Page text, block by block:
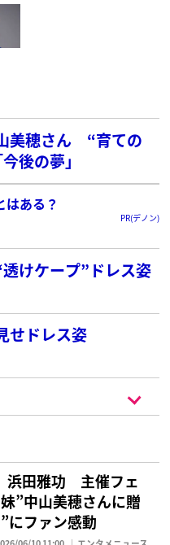
美穂さん “育ての
後の夢」
はある？
PR(デノン)
けケープ”ドレス姿
せドレス姿
浜田雅功 主催フェ
”中山美穂さんに贈
にファン感動